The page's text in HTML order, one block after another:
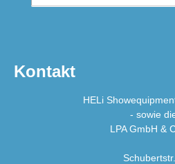
nach:
Kontakt
HELi
- sowie
LPA GmbH &